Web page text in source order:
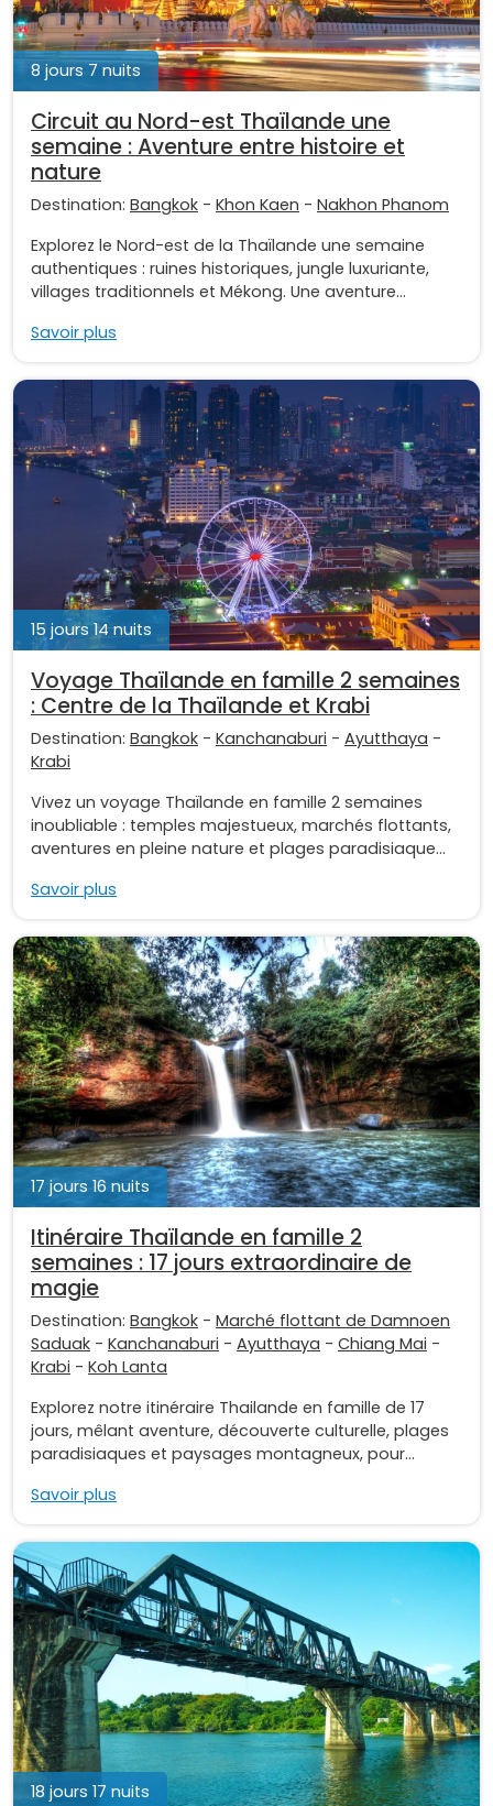
8 jours 7 nuits
Circuit au Nord-est Thaïlande une
semaine : Aventure entre histoire et
nature
Destination: Bangkok - Khon Kaen - Nakhon Phanom
Explorez le Nord-est de la Thaïlande une semaine
authentiques : ruines historiques, jungle luxuriante,
villages traditionnels et Mékong. Une aventure...
Savoir plus
15 jours 14 nuits
Voyage Thaïlande en famille 2 semaines
: Centre de la Thaïlande et Krabi
Destination: Bangkok - Kanchanaburi - Ayutthaya -
Krabi
Vivez un voyage Thaïlande en famille 2 semaines
inoubliable : temples majestueux, marchés flottants,
aventures en pleine nature et plages paradisiaque...
Savoir plus
17 jours 16 nuits
Itinéraire Thaïlande en famille 2
semaines : 17 jours extraordinaire de
magie
Destination: Bangkok - Marché flottant de Damnoen
Saduak - Kanchanaburi - Ayutthaya - Chiang Mai -
Krabi - Koh Lanta
Explorez notre itinéraire Thailande en famille de 17
jours, mêlant aventure, découverte culturelle, plages
paradisiaques et paysages montagneux, pour...
Savoir plus
18 jours 17 nuits